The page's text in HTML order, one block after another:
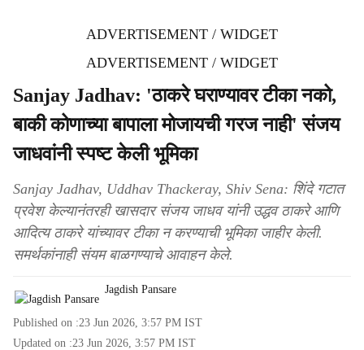
ADVERTISEMENT / WIDGET
ADVERTISEMENT / WIDGET
Sanjay Jadhav: 'ठाकरे घराण्यावर टीका नको,
बाकी कोणाच्या बापाला मोजायची गरज नाही' संजय
जाधवांनी स्पष्ट केली भूमिका
Sanjay Jadhav, Uddhav Thackeray, Shiv Sena: शिंदे गटात
प्रवेश केल्यानंतरही खासदार संजय जाधव यांनी उद्धव ठाकरे आणि
आदित्य ठाकरे यांच्यावर टीका न करण्याची भूमिका जाहीर केली.
समर्थकांनाही संयम बाळगण्याचे आवाहन केले.
Jagdish Pansare
Published on :23 Jun 2026, 3:57 PM IST
Updated on :23 Jun 2026, 3:57 PM IST